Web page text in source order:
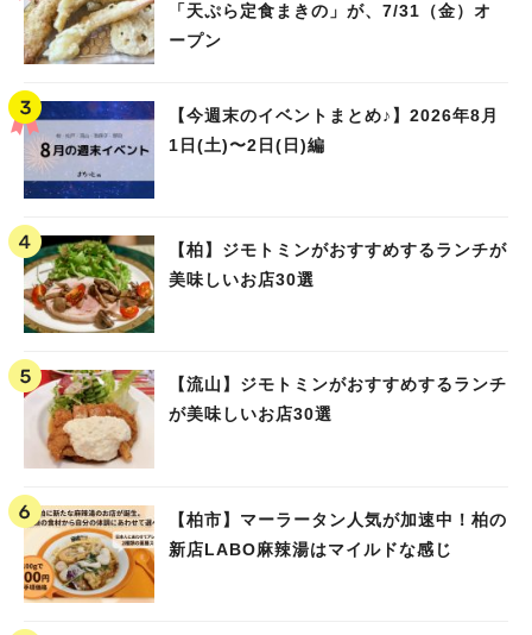
「天ぷら定食まきの」が、7/31（金）オ
ープン
【今週末のイベントまとめ♪】2026年8月
1日(土)〜2日(日)編
【柏】ジモトミンがおすすめするランチが
美味しいお店30選
【流山】ジモトミンがおすすめするランチ
が美味しいお店30選
【柏市】マーラータン人気が加速中！柏の
新店LABO麻辣湯はマイルドな感じ